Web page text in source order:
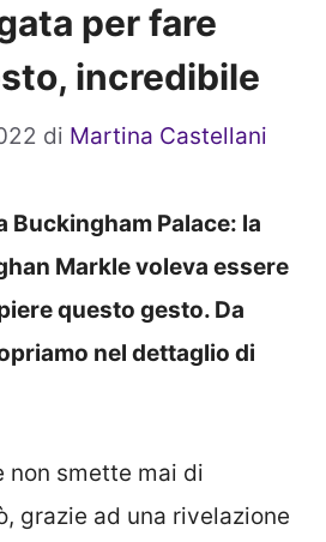
per fare
incredibile
di Martina Castellani
Buckingham Palace: la
Markle voleva essere
questo gesto. Da
nel dettaglio di
non smette mai di
grazie ad una rivelazione